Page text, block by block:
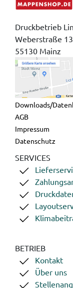
Druckbetrieb
Weberstraße 13
55130 Mainz
Downloads/
AGB
Impressum
Datenschutz
SERVICES
BETRIEB
Kontakt
Über uns